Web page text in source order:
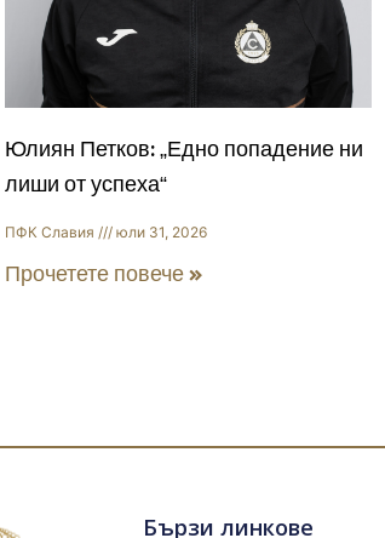
Юлиян Петков: „Едно попадение ни
лиши от успеха“
ПФК Славия юли 31, 2026
Прочетете повече »
Бързи линкове